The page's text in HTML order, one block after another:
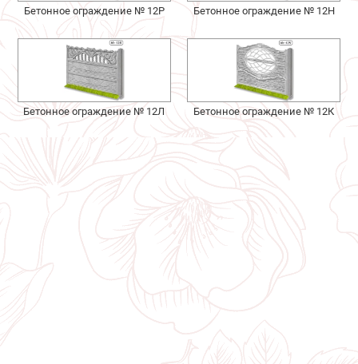
Бетонное ограждение № 12Р Бетонное ограждение № 12Н
Бетонное ограждение № 12Л Бетонное ограждение № 12К